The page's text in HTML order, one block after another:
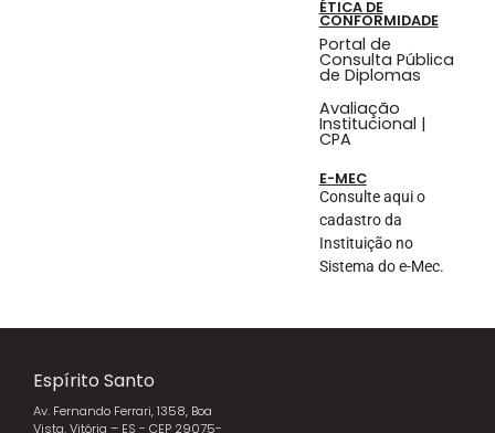
ÉTICA DE
CONFORMIDADE
Portal de
Consulta Pública
de Diplomas
Avaliação
Institucional |
CPA
E-MEC
Consulte aqui o
cadastro da
Instituição no
Sistema do e-Mec.
Espírito Santo
Av. Fernando Ferrari, 1358, Boa
Vista, Vitória – ES - CEP 29075-